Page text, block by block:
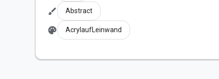
brush Abstract
palette AcrylaufLeinwand